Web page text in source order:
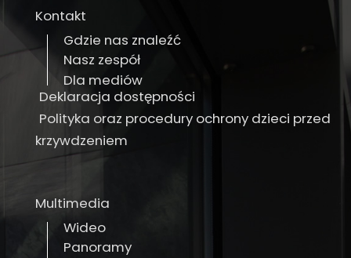
Kontakt
Gdzie nas znaleźć
Nasz zespół
Dla mediów
Deklaracja dostępności
Polityka oraz procedury ochrony dzieci przed
krzywdzeniem
Multimedia
Wideo
Panoramy